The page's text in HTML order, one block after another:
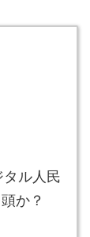
ル人民
か？